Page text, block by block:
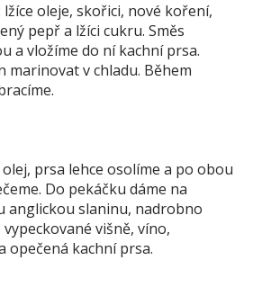
lžíce oleje, skořici, nové koření,
pepř a lžíci cukru. Směs
a vložíme do ní kachní prsa.
marinovat v chladu. Během
prsa lehce osolíme a po obou
Do pekáčku dáme na
anglickou slaninu, nadrobno
višně, víno,
opečená kachní prsa.